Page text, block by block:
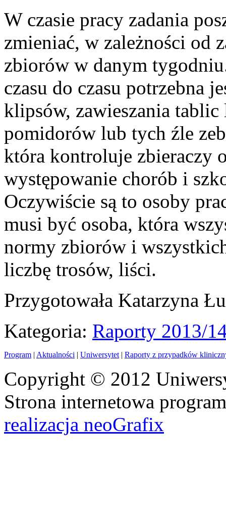
W czasie pracy zadania
zmieniać, w zależności od
zbiorów w danym
czasu do czasu potrzebna
klipsów, zawieszania
pomidorów lub tych źle
która kontroluje zbieraczy
występowanie chorób i
Oczywiście są to osoby
musi być osoba, która
normy zbiorów i
liczbę trosów, liści.
Przygotowała Katarzyna
Kategoria: Raporty 2013/
Program | Aktualności | Uniwersytet | Raporty z przypadków
Copyright © 2012
Strona internetowa
realizacja neoGrafix